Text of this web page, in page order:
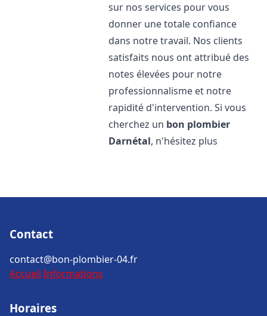
sur nos services pour vous
donner une totale confiance
dans notre travail. Nos clients
satisfaits nous ont attribué des
notes élevées pour notre
professionnalisme et notre
rapidité d'intervention. Si vous
cherchez un bon plombier
Darnétal, n'hésitez plus
Contact
contact@bon-plombier-04.fr
Accueil Informations
Horaires